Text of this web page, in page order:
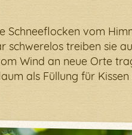
Schneeflocken vom
schwerelos treiben sie
Wind an neue Orte
als Füllung für Kissen